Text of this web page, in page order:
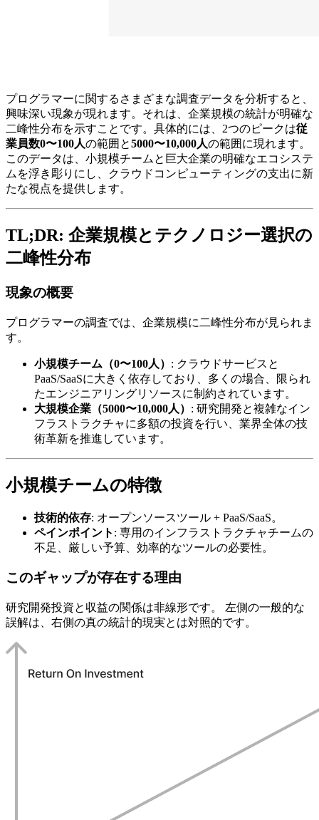
プログラマーに関するさまざまな調査データを分析すると、
興味深い現象が現れます。それは、企業規模の統計が明確な
二峰性分布を示すことです。具体的には、2つのピークは従
業員数0〜100人の範囲と5000〜10,000人の範囲に現れます。
このデータは、小規模チームと巨大企業の明確なエコシステ
ムを浮き彫りにし、クラウドコンピューティングの支出に新
たな視点を提供します。
TL;DR: 企業規模とテクノロジー選択の
二峰性分布
現象の概要
プログラマーの調査では、企業規模に二峰性分布が見られま
す。
小規模チーム（0〜100人） : クラウドサービスと
PaaS/SaaSに大きく依存しており、多くの場合、限られ
たエンジニアリングリソースに制約されています。
大規模企業（5000〜10,000人） : 研究開発と複雑なイン
フラストラクチャに多額の投資を行い、業界全体の技
術革新を推進しています。
小規模チームの特徴
技術的依存: オープンソースツール + PaaS/SaaS。
ペインポイント : 専用のインフラストラクチャチームの
不足、厳しい予算、効率的なツールの必要性。
このギャップが存在する理由
研究開発投資と収益の関係は非線形です。 左側の一般的な
誤解は、右側の真の統計的現実とは対照的です。